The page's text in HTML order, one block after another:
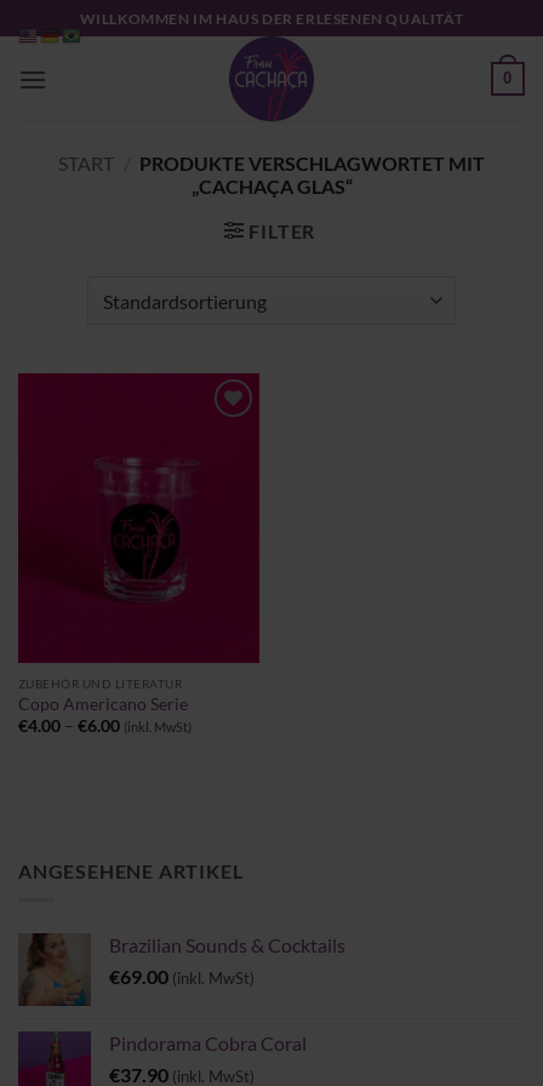
Inhalt
springen
WILLKOMMEN IM HAUS DER ERLESENEN QUALITÄT
0
START
PRODUKTE VERSCHLAGWORTET MIT
„CACHAÇA GLAS“
FILTER
ZUBEHÖR UND LITERATUR
Copo Americano Serie
€4.00 – €6.00Preisspanne:
(inkl. MwSt)
ANGESEHENE ARTIKEL
Brazilian Sounds & Cocktails
€69.00 (inkl. MwSt)
Pindorama Cobra Coral
€37.90 (inkl. MwSt)